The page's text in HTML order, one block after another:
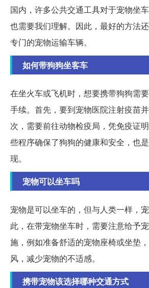
国内，许多公共交通工具对于宠物坐
也需要我们理解。因此，最好的方法
专门的宠物运输车辆。
如何带狗狗坐客车
在坐火车或飞机时，想要携带狗狗需
手续。首先，要到宠物医院注射疫苗
次，需要前往动物检疫局，凭免疫证
些程序确保了狗狗的健康和安全，也
现。
宠物可以坐车吗
宠物是可以坐车的，但与人类一样，
此，在带宠物坐车时，需要注意给予
施，例如准备舒适的宠物座椅或坐垫
风，减少宠物的不适感。
携带宠物该选择哪种交通方式